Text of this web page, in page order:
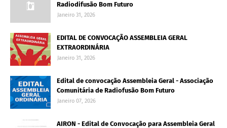
Radiodifusão Bom Futuro
Janeiro 31, 2026
EDITAL DE CONVOCAÇÃO ASSEMBLEIA GERAL
EXTRAORDINÁRIA
Janeiro 31, 2026
Edital de convocação Assembleia Geral - Associação
Comunitária de Radiofusão Bom Futuro
Janeiro 07, 2026
AIRON - Edital de Convocação para Assembleia Geral